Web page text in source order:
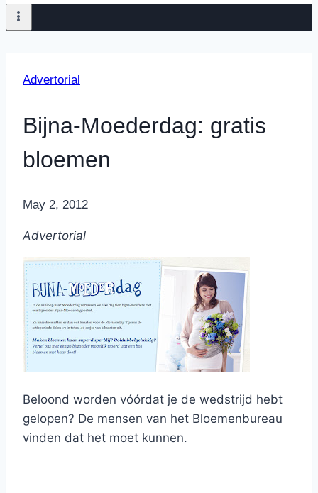
Advertorial
Bijna-Moederdag: gratis
bloemen
ByNicole
May 2, 2012
Advertorial
Beloond worden vóórdat je de wedstrijd hebt
gelopen? De mensen van het Bloemenbureau
vinden dat het moet kunnen.